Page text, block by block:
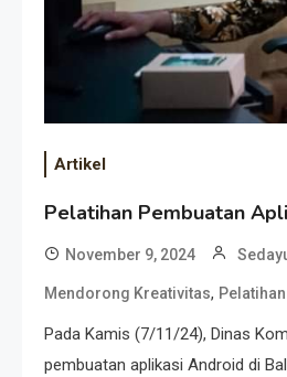
Artikel
Pelatihan Pembuatan
November 9, 2024
Mendorong Kreativitas, Pelatihan
Pada Kamis (7/11/24), Dinas
pembuatan aplikasi Android di